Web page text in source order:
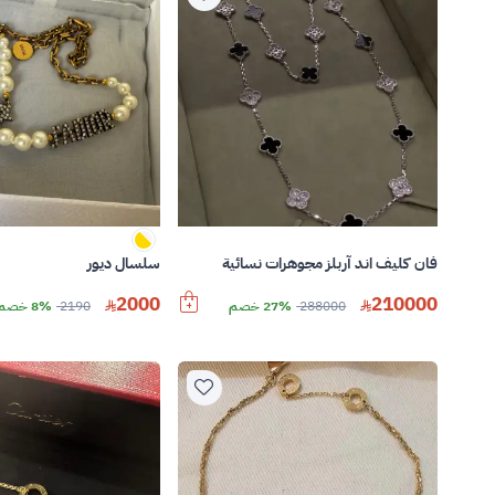
فان كليف اند آربلز مجوهرات نسائية
210000
288000 27% خصم
سلسال ديور
2000
2190 8% خصم